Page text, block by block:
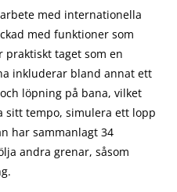
med internationella
med funktioner som
taget som en
inkluderar bland annat ett
löpning på bana, vilket
sitt tempo, simulera ett lopp
har sammanlagt 34
andra grenar, såsom